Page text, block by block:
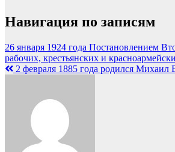
Навигация по записям
26 января 1924 года Постановлением
рабочих, крестьянских и
2 февраля 1885 года родился